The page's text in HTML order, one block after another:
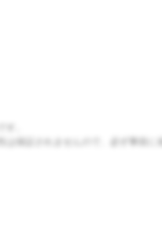
。
保証されませんので、必ず事前に各